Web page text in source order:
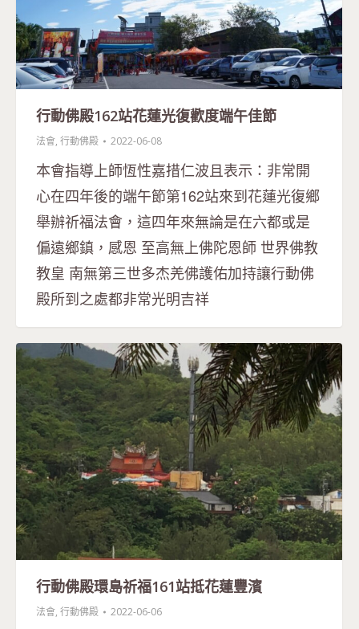
行動佛殿162站花蓮光復歡度端午佳節
法會, 行動佛殿 2022-06-08
本會指導上師恆性嘉措仁波且表示：非常開
心在四年後的端午節第162站來到花蓮光復鄉
舉辦祈福法會，這四年來無論是在六都或是
偏遠鄉鎮，感恩 至高無上佛陀恩師 世界佛教
教皇 南無第三世多杰羌佛護佑加持讓行動佛
殿所到之處都非常光明吉祥
行動佛殿環島祈福161站抵花蓮豐濱
法會, 行動佛殿 2022-06-06